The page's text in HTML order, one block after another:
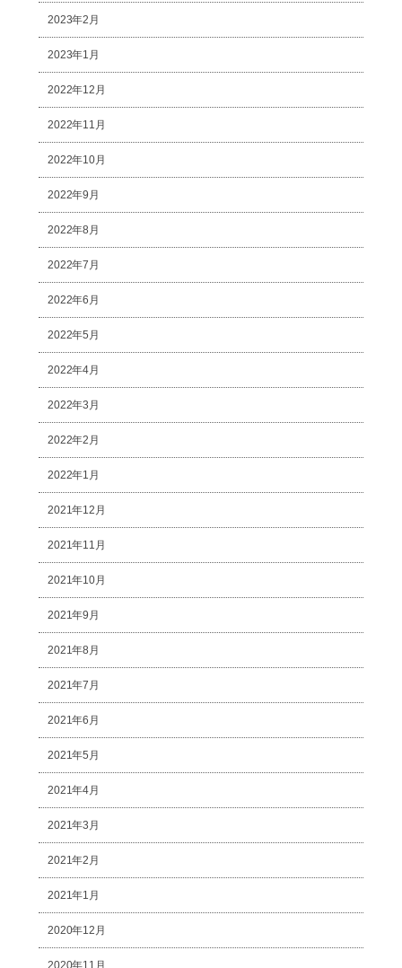
2023年2月
2023年1月
2022年12月
2022年11月
2022年10月
2022年9月
2022年8月
2022年7月
2022年6月
2022年5月
2022年4月
2022年3月
2022年2月
2022年1月
2021年12月
2021年11月
2021年10月
2021年9月
2021年8月
2021年7月
2021年6月
2021年5月
2021年4月
2021年3月
2021年2月
2021年1月
2020年12月
2020年11月